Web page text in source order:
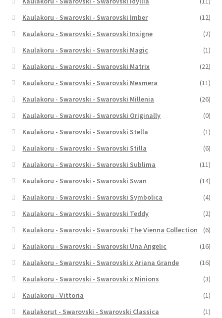
Kaulakoru - Swarovski - Swarovski Imber
(12)
Kaulakoru - Swarovski - Swarovski Insigne
(2)
Kaulakoru - Swarovski - Swarovski Magic
(1)
Kaulakoru - Swarovski - Swarovski Matrix
(22)
Kaulakoru - Swarovski - Swarovski Mesmera
(11)
Kaulakoru - Swarovski - Swarovski Millenia
(26)
Kaulakoru - Swarovski - Swarovski Originally
(0)
Kaulakoru - Swarovski - Swarovski Stella
(1)
Kaulakoru - Swarovski - Swarovski Stilla
(6)
Kaulakoru - Swarovski - Swarovski Sublima
(11)
Kaulakoru - Swarovski - Swarovski Swan
(14)
Kaulakoru - Swarovski - Swarovski Symbolica
(4)
Kaulakoru - Swarovski - Swarovski Teddy
(2)
Kaulakoru - Swarovski - Swarovski The Vienna Collection
(6)
Kaulakoru - Swarovski - Swarovski Una Angelic
(16)
Kaulakoru - Swarovski - Swarovski x Ariana Grande
(16)
Kaulakoru - Swarovski - Swarovski x Minions
(3)
Kaulakoru - Vittoria
(1)
Kaulakorut - Swarovski - Swarovski Classica
(1)